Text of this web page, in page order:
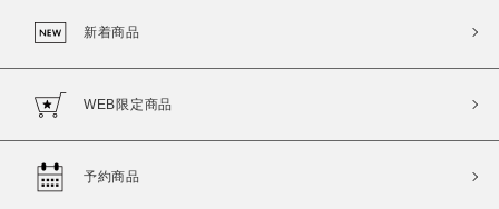
商品タイプ
セール価格
新着商品
WEB限定商品
予約商品